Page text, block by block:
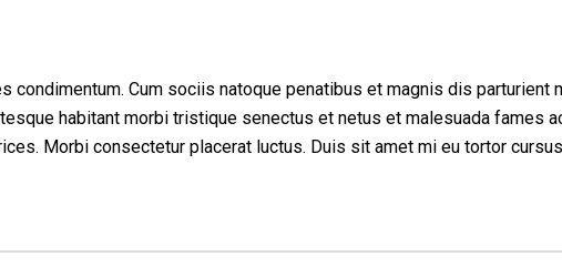
Cum sociis natoque penatibus et magnis dis parturient
habitant morbi tristique senectus et netus et malesuada fames
Morbi consectetur placerat luctus. Duis sit amet mi eu tortor